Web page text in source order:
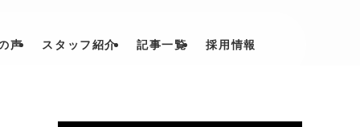
声 スタッフ紹介 記事一覧 採用情報